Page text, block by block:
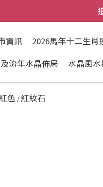
資訊
2026馬年十二生
流年水晶佈局
水晶風水
色 /紅紋石